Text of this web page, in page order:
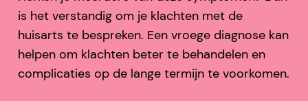
is het verstandig om je klachten met de
huisarts te bespreken. Een vroege diagnose kan
helpen om klachten beter te behandelen en
complicaties op de lange termijn te voorkomen.